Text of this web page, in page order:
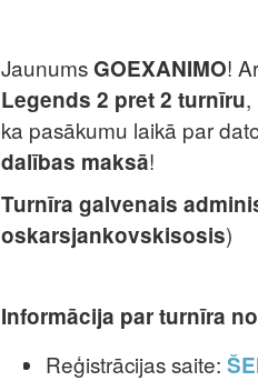
JaunumsGOEXANIMO!
Legends 2 pret 2 turnīru,
ka pasākumu laikā par
dalības maksā!
Turnīra galvenais
oskarsjankovskisosis)
Informācija par turnīra
Reģistrācijas saite: